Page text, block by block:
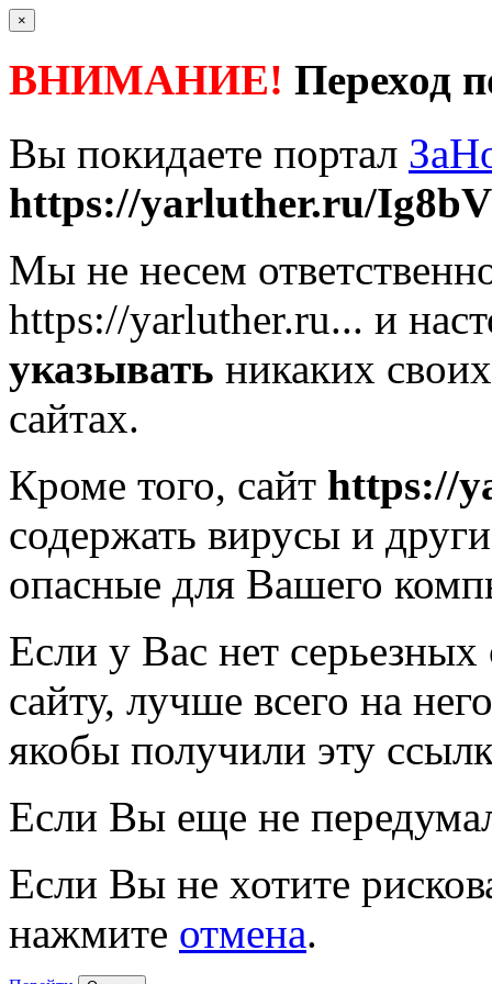
×
ВНИМАНИЕ! Переход
Вы покидаете портал
https://yarluther.ru/
Мы не несем
https://yarluther.ru... и
указывать никаких
сайтах.
Кроме того, сайт https://
содержать вирусы и
опасные для Вашего
Если у Вас нет
сайту, лучше всего на
якобы получили эту
Если Вы еще не
Если Вы не хотите
нажмите отмена.